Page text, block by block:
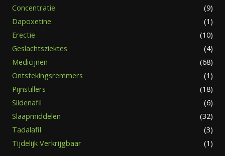
Concentratie
(9)
Dapoxetine
(1)
Erectie
(10)
Geslachtsziektes
(4)
Medicijnen
(68)
Ontstekingsremmers
(1)
Pijnstillers
(18)
Sildenafil
(6)
Slaapmiddelen
(32)
Tadalafil
(3)
Tijdelijk Verkrijgbaar
(1)